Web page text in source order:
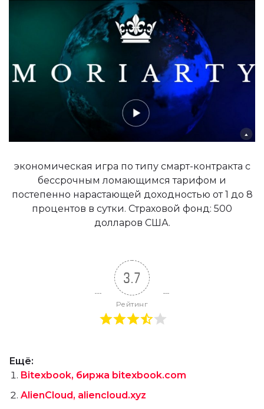
экономическая игра по типу смарт-контракта с
бессрочным ломающимся тарифом и
постепенно нарастающей доходностью от 1 до 8
процентов в сутки. Страховой фонд: 500
долларов США.
3.7
Рейтинг
Ещё:
Bitexbook, биржа bitexbook.com
AlienCloud, aliencloud.xyz